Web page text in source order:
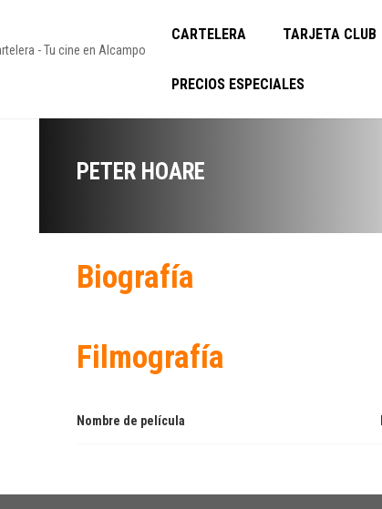
CARTELERA TARJETA CLUB
PRECIOS ESPECIALES
PETER HOARE
Biografía
Filmografía
Nombre de película